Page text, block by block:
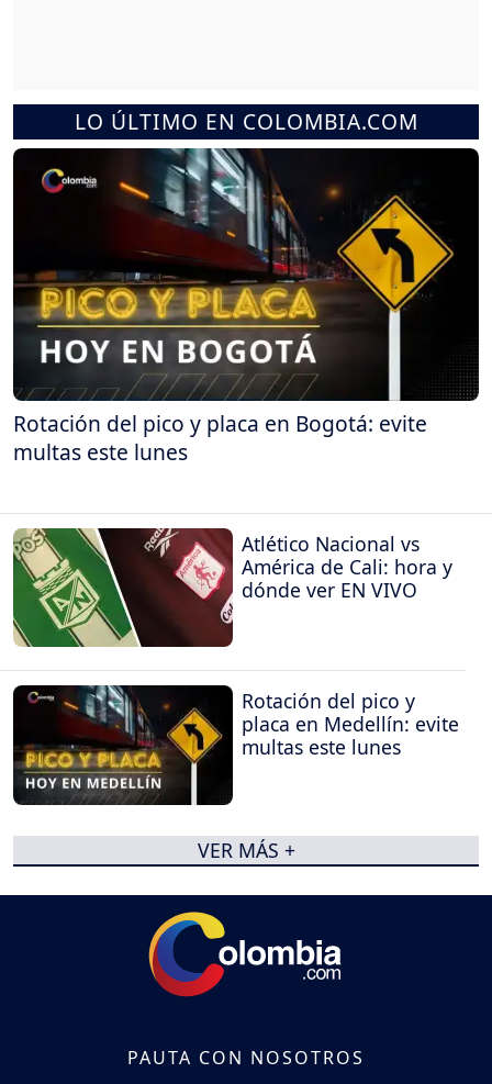
LO ÚLTIMO EN COLOMBIA.COM
Rotación del pico y placa en Bogotá: evite
multas este lunes
Atlético Nacional vs
América de Cali: hora y
dónde ver EN VIVO
Rotación del pico y
placa en Medellín: evite
multas este lunes
VER MÁS +
PAUTA CON NOSOTROS